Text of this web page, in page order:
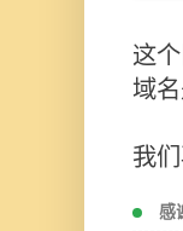
这
域名
我
感